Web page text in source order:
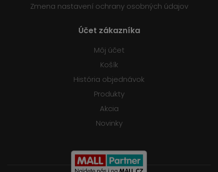
Zmena nastavení ochrany osobných údajov
Účet zákazníka
Môj účet
Košík
História objednávok
Produkty
Akcia
Novinky